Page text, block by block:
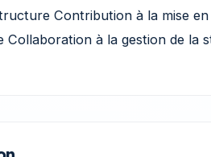
Contribution à la mise
à la gestion de la